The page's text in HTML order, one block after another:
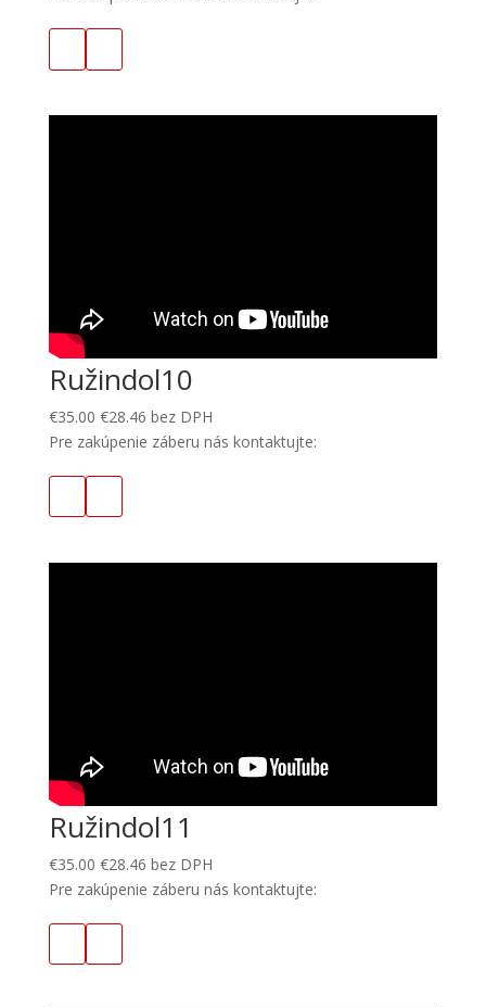
Ružindol10
€35.00 €28.46 bez DPH
Pre zakúpenie záberu nás kontaktujte:
Ružindol11
€35.00 €28.46 bez DPH
Pre zakúpenie záberu nás kontaktujte: